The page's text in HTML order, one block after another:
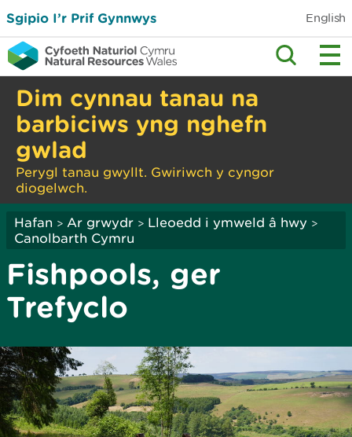
Sgipio I’r Prif Gynnwys English
Dim cynnau tanau na
barbiciws yng nghefn
gwlad
Perygl tanau gwyllt. Gwiriwch y cyngor
diogelwch.
Hafan > Ar grwydr > Lleoedd i ymweld â hwy >
Canolbarth Cymru
Fishpools, ger
Trefyclo